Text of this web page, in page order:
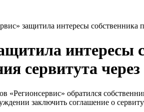
защитила интересы собственника
интересы
сервитута через
«Регионсервис» обратился
заключить соглашение о